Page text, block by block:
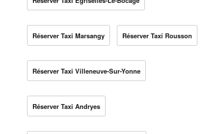
Réserver Taxi Marsangy Réserver Taxi Rousson
Réserver Taxi Villeneuve-Sur-Yonne
Réserver Taxi Andryes